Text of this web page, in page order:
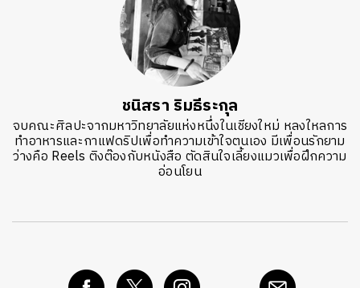
ชนิสรา ริมธีระกุล
จบคณะศิลปะจากมหาวิทยาลัยแห่งหนึ่งในเชียงใหม่ หลงใหลการ
ทำอาหารและกาแฟดริปเพื่อทำความเข้าใจตนเอง มีเพื่อนรักยาม
ว่างคือ Reels ติงต๊องกับหนังสือ ตัดสินใจเลี้ยงแมวเพื่อฝึกความ
อ่อนโยน